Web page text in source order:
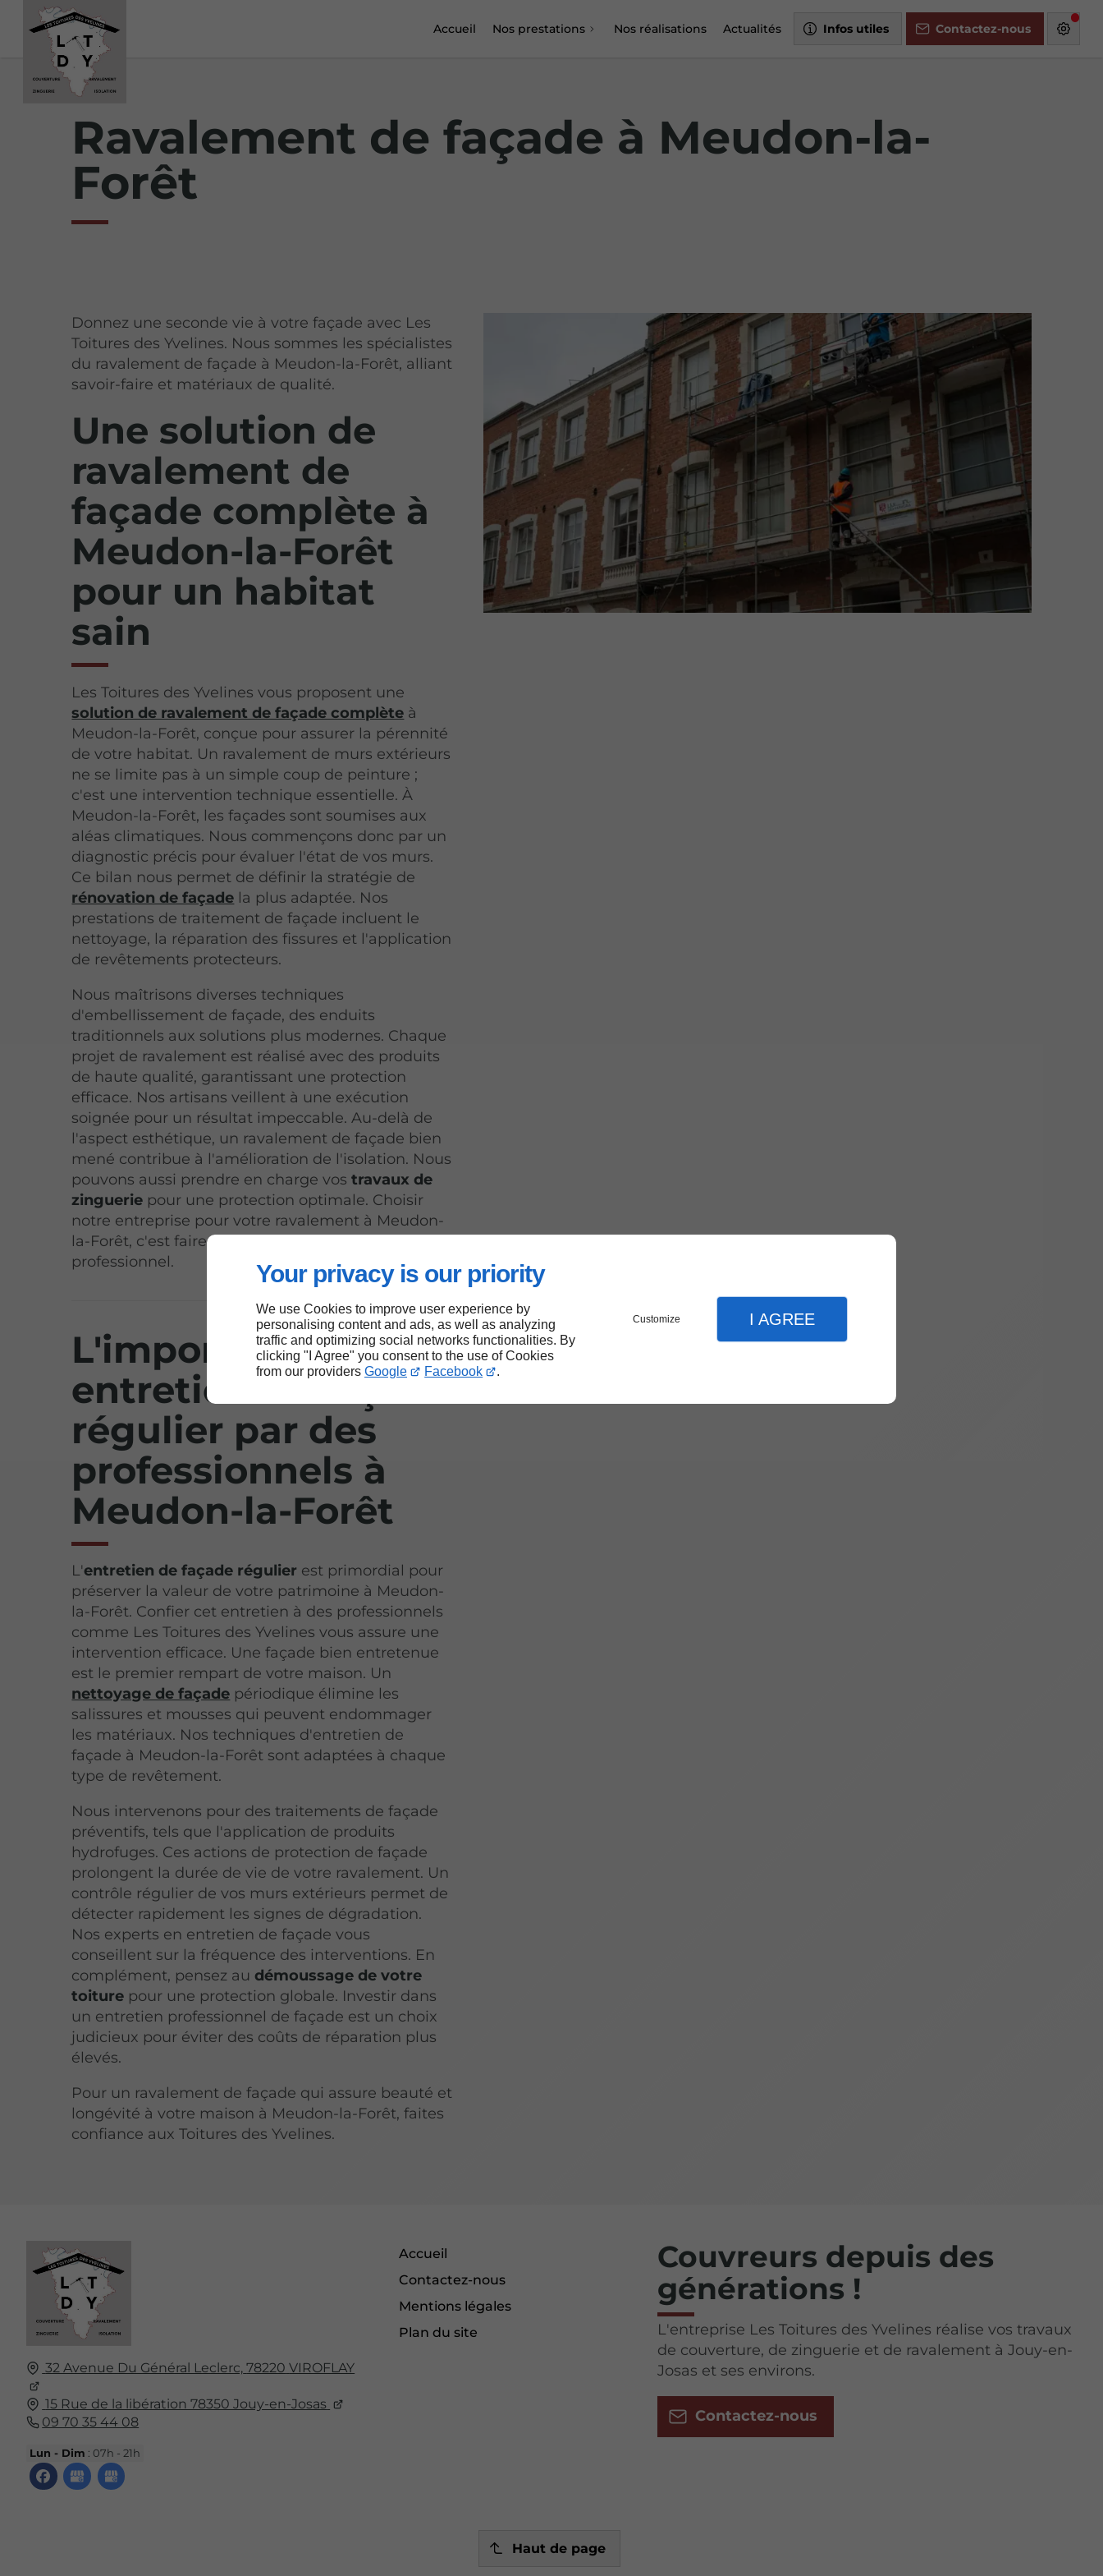
Your privacy is our priority
We use Cookies to improve user experience by
personalising content and ads, as well as analyzing
traffic and optimizing social networks functionalities. By
clicking "I Agree" you consent to the use of Cookies
from our providers Google Facebook .
Customize I AGREE
Accueil Nos prestations Nos réalisations Actualités Infos utiles Contactez-nous
Ravalement de façade à Meudon-la-
Forêt
Donnez une seconde vie à votre façade avec Les
Toitures des Yvelines. Nous sommes les spécialistes
du ravalement de façade à Meudon-la-Forêt, alliant
savoir-faire et matériaux de qualité.
Une solution de
ravalement de
façade complète à
Meudon-la-Forêt
pour un habitat
sain
Les Toitures des Yvelines vous proposent une
solution de ravalement de façade complète à
Meudon-la-Forêt, conçue pour assurer la pérennité
de votre habitat. Un ravalement de murs extérieurs
ne se limite pas à un simple coup de peinture ;
c'est une intervention technique essentielle. À
Meudon-la-Forêt, les façades sont soumises aux
aléas climatiques. Nous commençons donc par un
diagnostic précis pour évaluer l'état de vos murs.
Ce bilan nous permet de définir la stratégie de
rénovation de façade la plus adaptée. Nos
prestations de traitement de façade incluent le
nettoyage, la réparation des fissures et l'application
de revêtements protecteurs.
Nous maîtrisons diverses techniques
d'embellissement de façade, des enduits
traditionnels aux solutions plus modernes. Chaque
projet de ravalement est réalisé avec des produits
de haute qualité, garantissant une protection
efficace. Nos artisans veillent à une exécution
soignée pour un résultat impeccable. Au-delà de
l'aspect esthétique, un ravalement de façade bien
mené contribue à l'amélioration de l'isolation. Nous
pouvons aussi prendre en charge vostravaux de
zinguerie pour une protection optimale. Choisir
notre entreprise pour votre ravalement à Meudon-
la-Forêt, c'est faire le choix d'un travail
professionnel.
L'importance d'un
entretien de façade
régulier par des
professionnels à
Meudon-la-Forêt
L'entretien de façade régulier est primordial pour
préserver la valeur de votre patrimoine à Meudon-
la-Forêt. Confier cet entretien à des professionnels
comme Les Toitures des Yvelines vous assure une
intervention efficace. Une façade bien entretenue
est le premier rempart de votre maison. Un
nettoyage de façade périodique élimine les
salissures et mousses qui peuvent endommager
les matériaux. Nos techniques d'entretien de
façade à Meudon-la-Forêt sont adaptées à chaque
type de revêtement.
Nous intervenons pour des traitements de façade
préventifs, tels que l'application de produits
hydrofuges. Ces actions de protection de façade
prolongent la durée de vie de votre ravalement. Un
contrôle régulier de vos murs extérieurs permet de
détecter rapidement les signes de dégradation.
Nos experts en entretien de façade vous
conseillent sur la fréquence des interventions. En
complément, pensez audémoussage de votre
toiture pour une protection globale. Investir dans
un entretien professionnel de façade est un choix
judicieux pour éviter des coûts de réparation plus
élevés.
Pour un ravalement de façade qui assure beauté et
longévité à votre maison à Meudon-la-Forêt, faites
confiance aux Toitures des Yvelines.
32 Avenue Du Général Leclerc, 78220 VIROFLAY
15 Rue de la libération 78350 Jouy-en-Josas
09 70 35 44 08
Lun - Dim : 07h - 21h
Accueil
Contactez-nous
Mentions légales
Plan du site
Couvreurs depuis des
générations !
L'entreprise Les Toitures des Yvelines réalise vos travaux
de couverture, de zinguerie et de ravalement à Jouy-en-
Josas et ses environs.
Contactez-nous
Haut de page